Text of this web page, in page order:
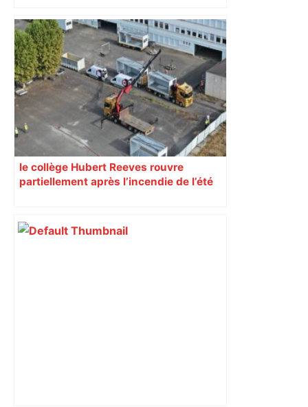
le collège Hubert Reeves rouvre
partiellement après l’incendie de l’été